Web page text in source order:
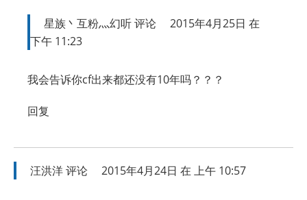
星族丶互粉灬幻听评论
2015年4月25日 在
下午 11:23
我会告诉你cf出来都还没有10年吗？？？
回复
汪洪洋评论 2015年4月24日 在 上午 10:57